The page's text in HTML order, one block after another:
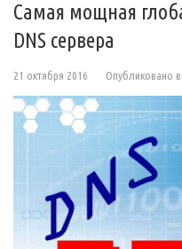
Cамая мощная
DNS сервера
21 октября 2016 Опубликовано в